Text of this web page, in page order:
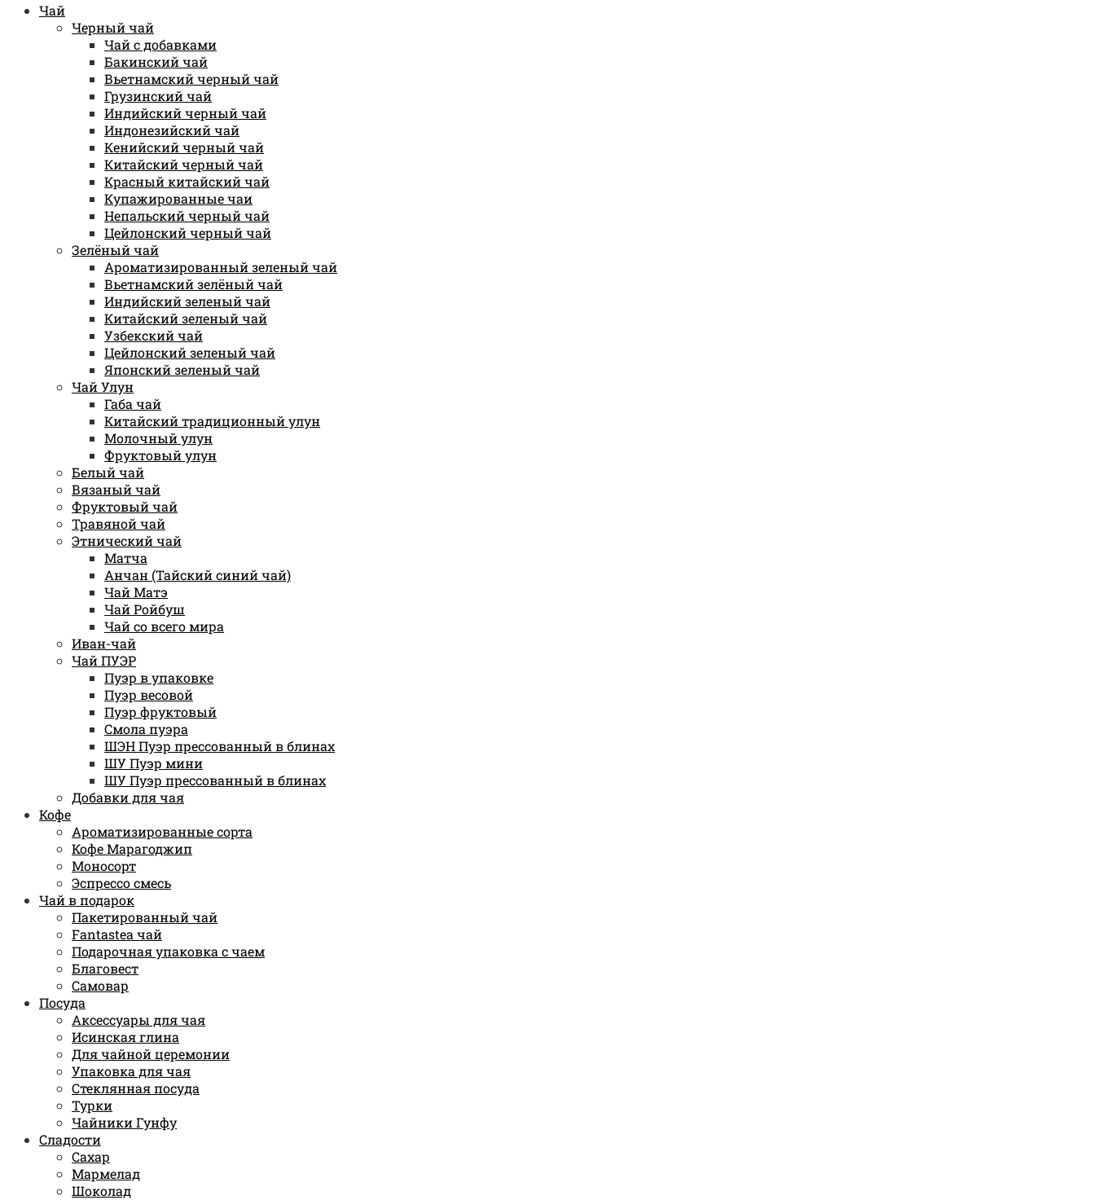
Чай
Черный чай
Чай с добавками
Бакинский чай
Вьетнамский черный чай
Грузинский чай
Индийский черный чай
Индонезийский чай
Кенийский черный чай
Китайский черный чай
Красный китайский чай
Купажированные чаи
Непальский черный чай
Цейлонский черный чай
Зелёный чай
Ароматизированный зеленый чай
Вьетнамский зелёный чай
Индийский зеленый чай
Китайский зеленый чай
Узбекский чай
Цейлонский зеленый чай
Японский зеленый чай
Чай Улун
Габа чай
Китайский традиционный улун
Молочный улун
Фруктовый улун
Белый чай
Вязаный чай
Фруктовый чай
Травяной чай
Этнический чай
Матча
Анчан (Тайский синий чай)
Чай Матэ
Чай Ройбуш
Чай со всего мира
Иван-чай
Чай ПУЭР
Пуэр в упаковке
Пуэр весовой
Пуэр фруктовый
Смола пуэра
ШЭН Пуэр прессованный в блинах
ШУ Пуэр мини
ШУ Пуэр прессованный в блинах
Добавки для чая
Кофе
Ароматизированные сорта
Кофе Марагоджип
Моносорт
Эспрессо смесь
Чай в подарок
Пакетированный чай
Fantastea чай
Подарочная упаковка с чаем
Благовест
Самовар
Посуда
Аксессуары для чая
Исинская глина
Для чайной церемонии
Упаковка для чая
Стеклянная посуда
Турки
Чайники Гунфу
Сладости
Сахар
Мармелад
Шоколад